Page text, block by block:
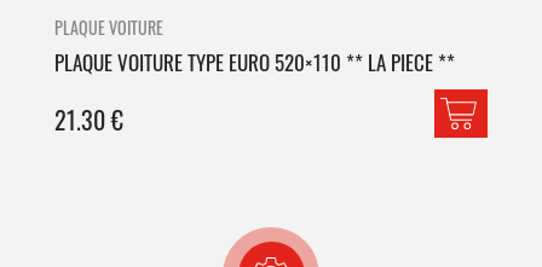
PLAQUE VOITURE
PLAQUE VOITURE TYPE EURO 520×110 ** LA PIECE **
21.30€